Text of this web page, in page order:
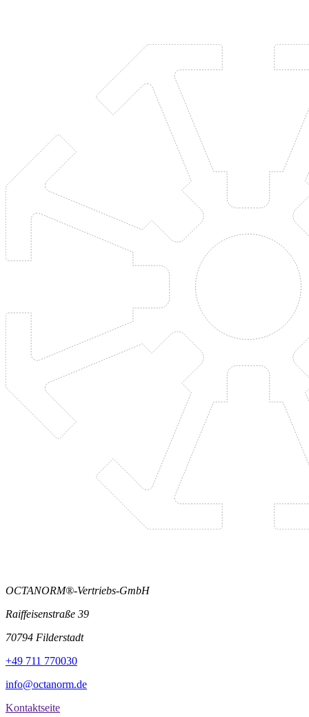
OCTANORM®-Vertriebs-GmbH
Raiffeisenstraße 39
70794 Filderstadt
+49 711 770030
info@octanorm.de
Kontaktseite